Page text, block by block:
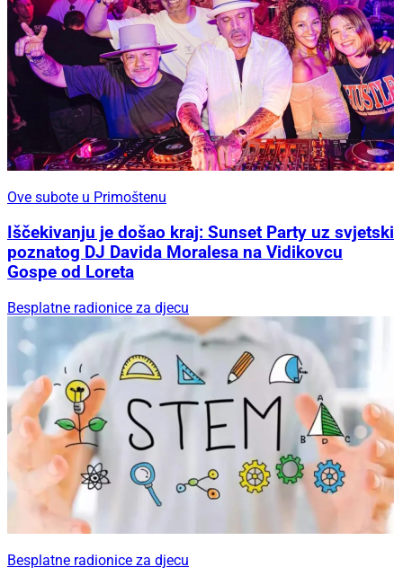
Ove subote u Primoštenu
Iščekivanju je došao kraj: Sunset Party uz svjetski
poznatog DJ Davida Moralesa na Vidikovcu
Gospe od Loreta
Besplatne radionice za djecu
Besplatne radionice za djecu